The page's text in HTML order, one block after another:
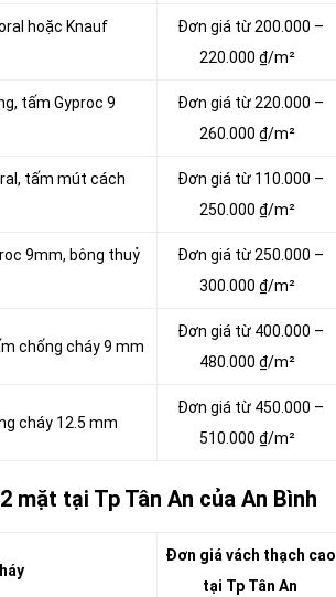
hoặc Knauf
Đơn giá từ 200.000 –
220.000 ₫/m²
tấm Gyproc 9
Đơn giá từ 220.000 –
260.000 ₫/m²
tấm mút cách
Đơn giá từ 110.000 –
250.000 ₫/m²
9mm, bông thuỷ
Đơn giá từ 250.000 –
300.000 ₫/m²
chống cháy 9 mm
Đơn giá từ 400.000 –
480.000 ₫/m²
cháy 12.5 mm
Đơn giá từ 450.000 –
510.000 ₫/m²
mặt tại Tp Tân An của An Bình
Đơn giá vách thạch cao
tại Tp Tân An